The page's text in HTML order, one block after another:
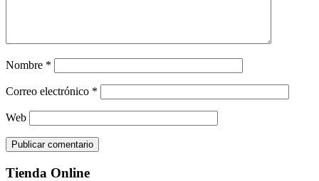
Nombre *
Correo electrónico *
Web
Tienda Online